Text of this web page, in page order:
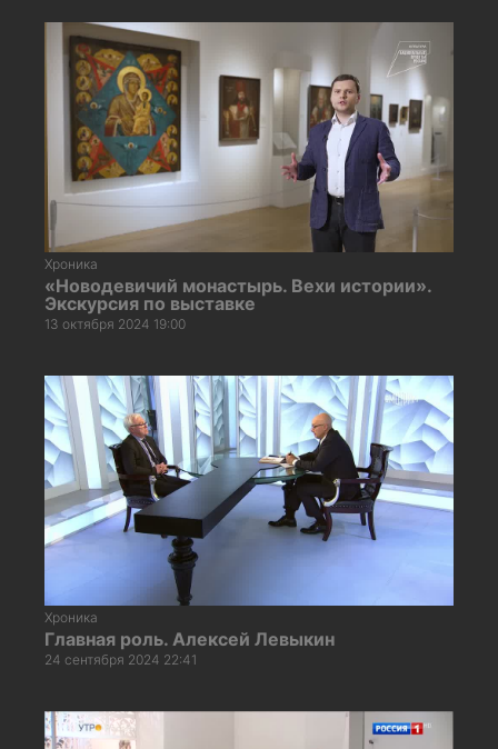
Хроника
«Новодевичий монастырь. Вехи истории».
Экскурсия по выставке
13 октября 2024 19:00
Хроника
Главная роль. Алексей Левыкин
24 сентября 2024 22:41